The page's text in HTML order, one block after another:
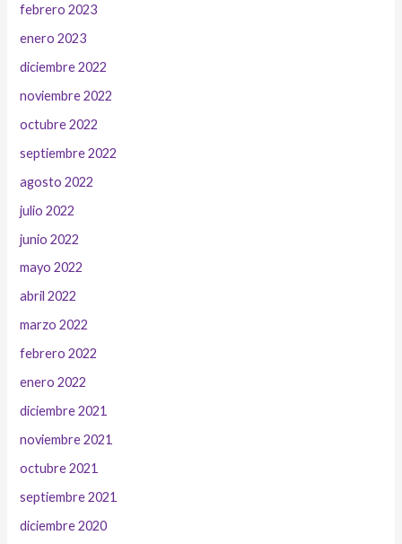
febrero 2023
enero 2023
diciembre 2022
noviembre 2022
octubre 2022
septiembre 2022
agosto 2022
julio 2022
junio 2022
mayo 2022
abril 2022
marzo 2022
febrero 2022
enero 2022
diciembre 2021
noviembre 2021
octubre 2021
septiembre 2021
diciembre 2020